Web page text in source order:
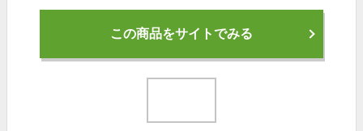
この商品をサイトでみる